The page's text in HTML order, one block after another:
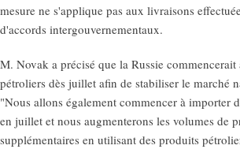
mesure ne s'applique pas aux livraisons
d'accords intergouvernementaux.
M. Novak a précisé que la Russie
pétroliers dès juillet afin de stabiliser le marché
"Nous allons également commencer à importer
en juillet et nous augmenterons les volumes de
supplémentaires en utilisant des produits